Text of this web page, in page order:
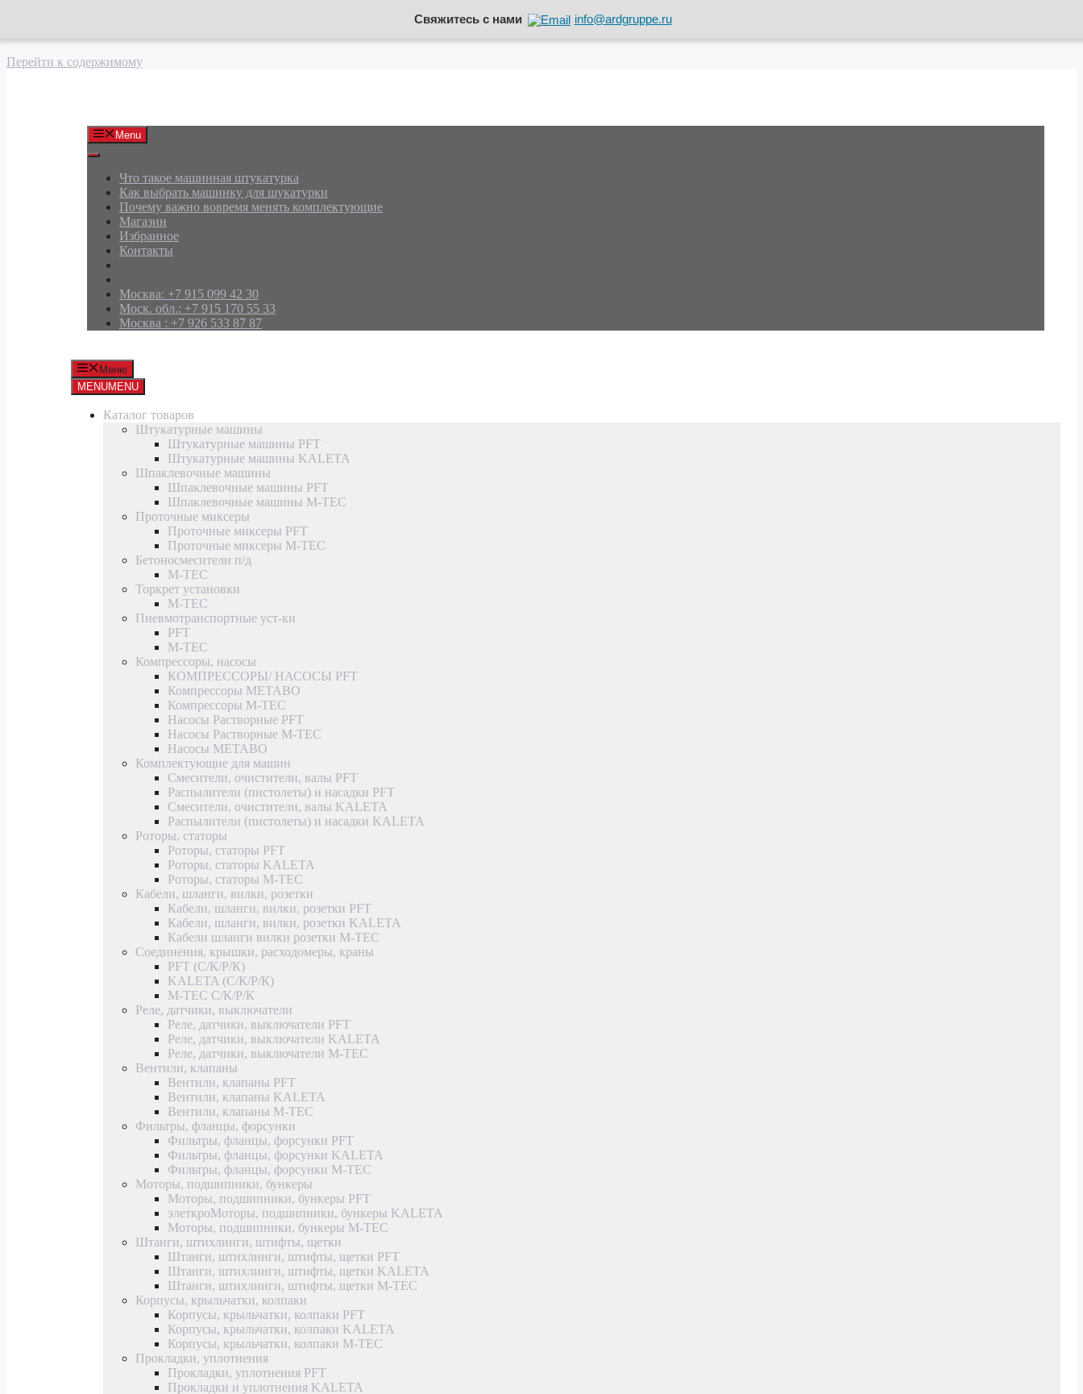
Свяжитесь с нами info@ardgruppe.ru
Перейти к содержимому
Menu
Что такое машинная штукатурка
Как выбрать машинку для шукатурки
Почему важно вовремя менять комплектующие
Магазин
Избранное
Контакты
Москва: +7 915 099 42 30
Моск. обл.: +7 915 170 55 33
Москва : +7 926 533 87 87
Меню
MENUMENU
Каталог товаров
Штукатурные машины
Штукатурные машины PFT
Штукатурные машины KALETA
Шпаклевочные машины
Шпаклевочные машины PFT
Шпаклевочные машины M-TEC
Проточные миксеры
Проточные миксеры PFT
Проточные миксеры M-TEC
Бетоносмесители п/д
M-TEC
Торкрет установки
M-TEC
Пневмотранспортные уст-ки
PFT
M-TEC
Компрессоры, насосы
КОМПРЕССОРЫ/ НАСОСЫ PFT
Компрессоры METABO
Компрессоры M-TEC
Насосы Растворные PFT
Насосы Растворные M-TEC
Насосы METABO
Комплектующие для машин
Смесители, очистители, валы PFT
Распылители (пистолеты) и насадки PFT
Смесители, очистители, валы KALETA
Распылители (пистолеты) и насадки KALETA
Роторы, статоры
Роторы, статоры PFT
Роторы, статоры KALETA
Роторы, статоры M-TEC
Кабели, шланги, вилки, розетки
Кабели, шланги, вилки, розетки PFT
Кабели, шланги, вилки, розетки KALETA
Кабели шланги вилки розетки M-TEC
Соединения, крышки, расходомеры, краны
PFT (С/К/Р/К)
KALETA (С/К/Р/К)
M-TEC С/К/Р/К
Реле, датчики, выключатели
Реле, датчики, выключатели PFT
Реле, датчики, выключатели KALETA
Реле, датчики, выключатели M-TEC
Вентили, клапаны
Вентили, клапаны PFT
Вентили, клапаны KALETA
Вентили, клапаны M-TEC
Фильтры, фланцы, форсунки
Фильтры, фланцы, форсунки PFT
Фильтры, фланцы, форсунки KALETA
Фильтры, фланцы, форсунки M-TEC
Моторы, подшипники, бункеры
Моторы, подшипники, бункеры PFT
элеткроМоторы, подшипники, бункеры KALETA
Моторы, подшипники, бункеры M-TEC
Штанги, штихлинги, штифты, щетки
Штанги, штихлинги, штифты, щетки PFT
Штанги, штихлинги, штифты, щетки KALETA
Штанги, штихлинги, штифты, щетки M-TEC
Корпусы, крыльчатки, колпаки
Корпусы, крыльчатки, колпаки PFT
Корпусы, крыльчатки, колпаки KALETA
Корпусы, крыльчатки, колпаки M-TEC
Прокладки, уплотнения
Прокладки, уплотнения PFT
Прокладки и уплотнения KALETA